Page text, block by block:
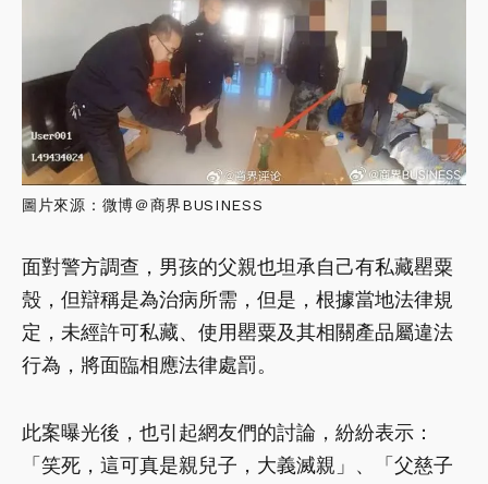
圖片來源：微博＠商界BUSINESS
面對警方調查，男孩的父親也坦承自己有私藏罌粟
殼，但辯稱是為治病所需，但是，根據當地法律規
定，未經許可私藏、使用罌粟及其相關產品屬違法
行為，將面臨相應法律處罰。
此案曝光後，也引起網友們的討論，紛紛表示：
「笑死，這可真是親兒子，大義滅親」、「父慈子